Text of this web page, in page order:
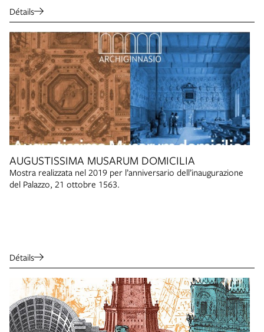
Détails
AUGUSTISSIMA MUSARUM DOMICILIA
Mostra realizzata nel 2019 per l’anniversario dell’inaugurazione
del Palazzo, 21 ottobre 1563.
Détails